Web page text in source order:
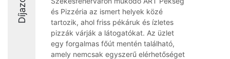
és Pizzéria az ismert helyek közé
tartozik, ahol friss pékáruk és ízletes
pizzák várják a látogatókat. Az üzlet
egy forgalmas főút mentén található,
amely nemcsak egyszerű elérhetőséget